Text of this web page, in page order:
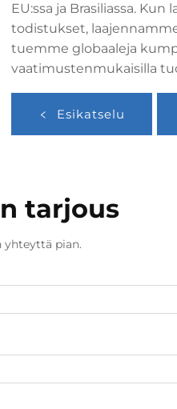
EU:ssa ja Brasiliassa. Kun
todistukset,
tuemme globaaleja
vaatimustenmukaisilla
Esikatselu
tarjous
yhteyttä pian.